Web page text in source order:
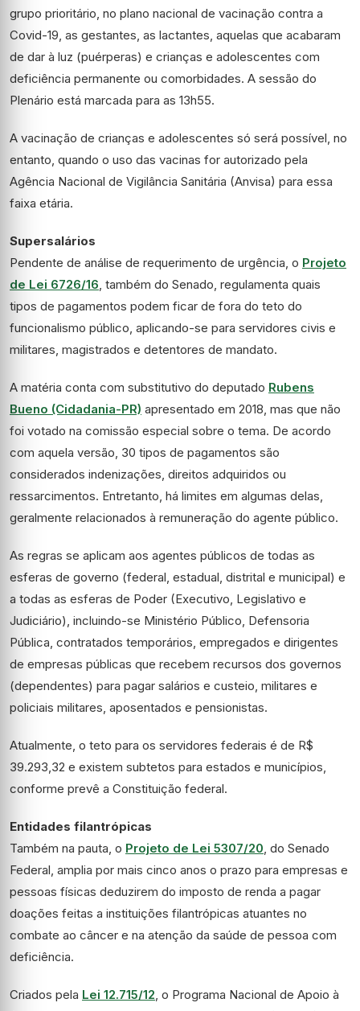
grupo prioritário, no plano nacional de vacinação contra a
Covid-19, as gestantes, as lactantes, aquelas que acabaram
de dar à luz (puérperas) e crianças e adolescentes com
deficiência permanente ou comorbidades. A sessão do
Plenário está marcada para as 13h55.
A vacinação de crianças e adolescentes só será possível, no
entanto, quando o uso das vacinas for autorizado pela
Agência Nacional de Vigilância Sanitária (Anvisa) para essa
faixa etária.
Supersalários
Pendente de análise de requerimento de urgência, o Projeto
de Lei 6726/16, também do Senado, regulamenta quais
tipos de pagamentos podem ficar de fora do teto do
funcionalismo público, aplicando-se para servidores civis e
militares, magistrados e detentores de mandato.
A matéria conta com substitutivo do deputado Rubens
Bueno (Cidadania-PR) apresentado em 2018, mas que não
foi votado na comissão especial sobre o tema. De acordo
com aquela versão, 30 tipos de pagamentos são
considerados indenizações, direitos adquiridos ou
ressarcimentos. Entretanto, há limites em algumas delas,
geralmente relacionados à remuneração do agente público.
As regras se aplicam aos agentes públicos de todas as
esferas de governo (federal, estadual, distrital e municipal) e
a todas as esferas de Poder (Executivo, Legislativo e
Judiciário), incluindo-se Ministério Público, Defensoria
Pública, contratados temporários, empregados e dirigentes
de empresas públicas que recebem recursos dos governos
(dependentes) para pagar salários e custeio, militares e
policiais militares, aposentados e pensionistas.
Atualmente, o teto para os servidores federais é de R$
39.293,32 e existem subtetos para estados e municípios,
conforme prevê a Constituição federal.
Entidades filantrópicas
Também na pauta, o Projeto de Lei 5307/20, do Senado
Federal, amplia por mais cinco anos o prazo para empresas e
pessoas físicas deduzirem do imposto de renda a pagar
doações feitas a instituições filantrópicas atuantes no
combate ao câncer e na atenção da saúde de pessoa com
deficiência.
Criados pela Lei 12.715/12, o Programa Nacional de Apoio à